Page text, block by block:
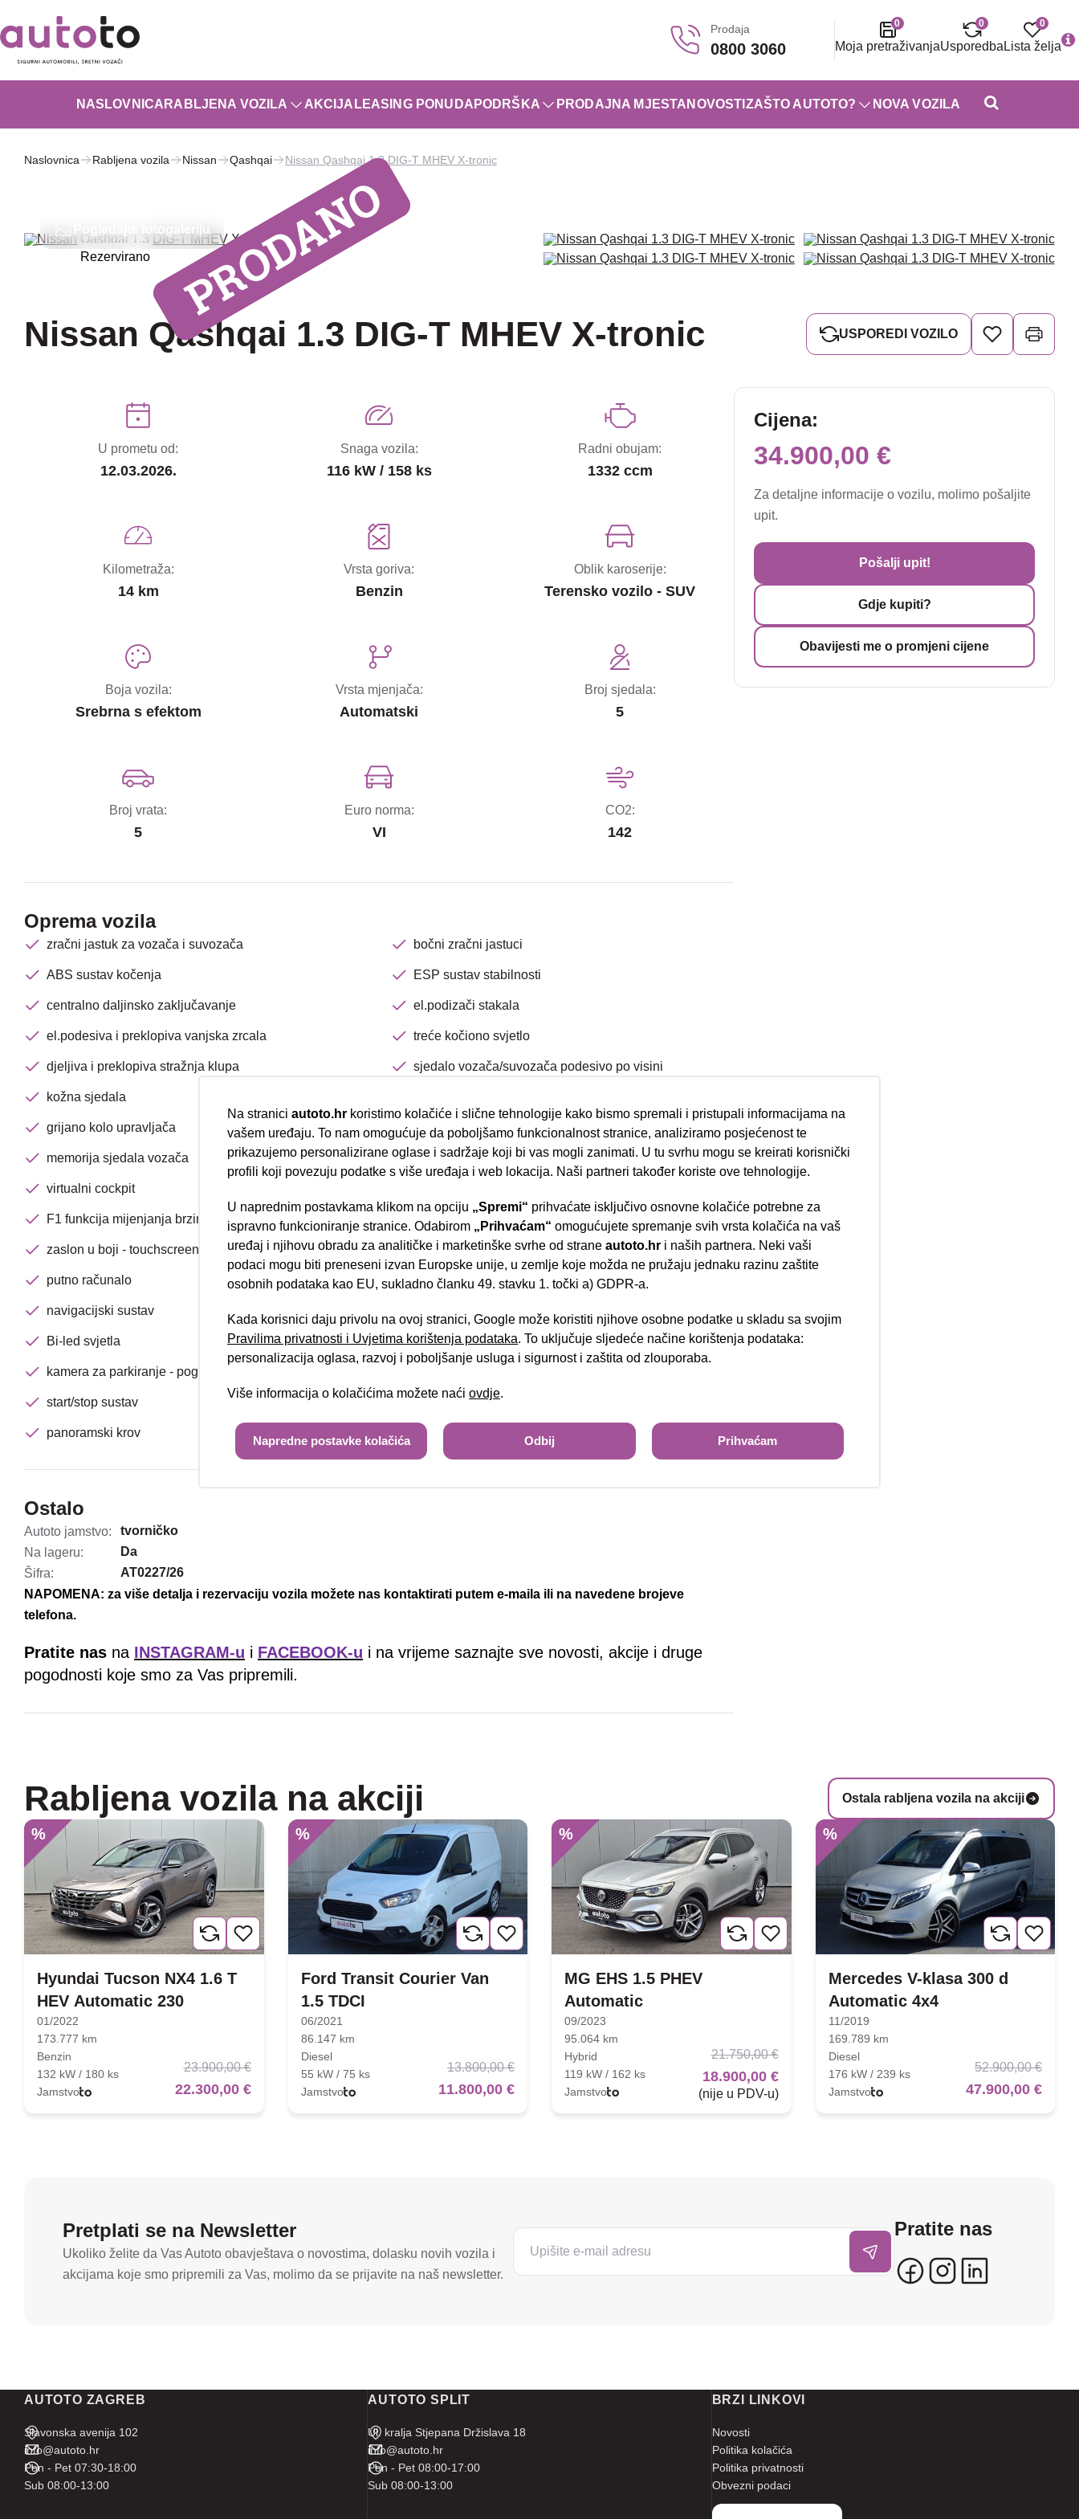
Prodaja
0800 3060
0
Moja pretraživanja
0
Usporedba
0
Lista želja
NASLOVNICA RABLJENA VOZILA AKCIJA LEASING PONUDA PODRŠKA PRODAJNA MJESTA NOVOSTI ZAŠTO AUTOTO? NOVA VOZILA
Naslovnica Rabljena vozila Nissan Qashqai Nissan Qashqai 1.3 DIG-T MHEV X-tronic
Rezervirano
Pogledajte fotogaleriju
Nissan Qashqai 1.3 DIG-T MHEV X-tronic USPOREDI VOZILO
U prometu od:
12.03.2026.
Snaga vozila:
116 kW / 158 ks
Radni obujam:
1332 ccm
Kilometraža:
14 km
Vrsta goriva:
Benzin
Oblik karoserije:
Terensko vozilo - SUV
Boja vozila:
Srebrna s efektom
Vrsta mjenjača:
Automatski
Broj sjedala:
5
Broj vrata:
5
Euro norma:
VI
CO2:
142
Oprema vozila
zračni jastuk za vozača i suvozača bočni zračni jastuci
ABS sustav kočenja ESP sustav stabilnosti
centralno daljinsko zaključavanje el.podizači stakala
el.podesiva i preklopiva vanjska zrcala treće kočiono svjetlo
djeljiva i preklopiva stražnja klupa sjedalo vozača/suvozača podesivo po visini
kožna sjedala
grijano kolo upravljača el.podesivo sjedalo vozača
memorija sjedala vozača automatski klima uređaj
virtualni cockpit
F1 funkcija mijenjanja brzina na upravljaču radio uređaj USB
zaslon u boji - touchscreen tempomat
putno računalo handsfree/bluetooth sustav
navigacijski sustav
Bi-led svjetla senzori za parkiranje
kamera za parkiranje - pogled 360
start/stop sustav upozorenje na mrtvi kut
panoramski krov aluminijski naplatci 19"
Ostalo
Autoto jamstvo:
tvorničko
Na lageru:
Da
Šifra:
AT0227/26
NAPOMENA: za više detalja i rezervaciju vozila možete nas kontaktirati putem e-maila ili na navedene brojeve
telefona.
Pratite nas na INSTAGRAM-u i FACEBOOK-u i na vrijeme saznajte sve novosti, akcije i druge
pogodnosti koje smo za Vas pripremili.
Cijena:
34.900,00 €
Za detaljne informacije o vozilu, molimo pošaljite
upit.
Pošalji upit!
Gdje kupiti?
Obavijesti me o promjeni cijene
Rabljena vozila na akciji Ostala rabljena vozila na akciji
%
Hyundai Tucson NX4 1.6 T
HEV Automatic 230
01/2022
173.777 km
Benzin
132 kW / 180 ks
Jamstvo
23.900,00 €
22.300,00 €
%
Ford Transit Courier Van
1.5 TDCI
06/2021
86.147 km
Diesel
55 kW / 75 ks
Jamstvo
13.800,00 €
11.800,00 €
%
MG EHS 1.5 PHEV
Automatic
09/2023
95.064 km
Hybrid
119 kW / 162 ks
Jamstvo
21.750,00 €
18.900,00 €
(nije u PDV-u)
%
Mercedes V-klasa 300 d
Automatic 4x4
11/2019
169.789 km
Diesel
176 kW / 239 ks
Jamstvo
52.900,00 €
47.900,00 €
Pretplati se na Newsletter
Ukoliko želite da Vas Autoto obavještava o novostima, dolasku novih vozila i
akcijama koje smo pripremili za Vas, molimo da se prijavite na naš newsletter.
Pratite nas
AUTOTO ZAGREB
Slavonska avenija 102
info@autoto.hr
Pon - Pet 07:30-18:00
Sub 08:00-13:00
AUTOTO SPLIT
Ul. kralja Stjepana Držislava 18
info@autoto.hr
Pon - Pet 08:00-17:00
Sub 08:00-13:00
BRZI LINKOVI
Novosti
Politika kolačića
Politika privatnosti
Obvezni podaci
Nova lokacija - Slavonska avenija 102, Resnik
Traži
Na stranici autoto.hr koristimo kolačiće i slične tehnologije kako bismo spremali i pristupali informacijama na
vašem uređaju. To nam omogućuje da poboljšamo funkcionalnost stranice, analiziramo posjećenost te
prikazujemo personalizirane oglase i sadržaje koji bi vas mogli zanimati. U tu svrhu mogu se kreirati korisnički
profili koji povezuju podatke s više uređaja i web lokacija. Naši partneri također koriste ove tehnologije.
U naprednim postavkama klikom na opciju „Spremi“ prihvaćate isključivo osnovne kolačiće potrebne za
ispravno funkcioniranje stranice. Odabirom „Prihvaćam“ omogućujete spremanje svih vrsta kolačića na vaš
uređaj i njihovu obradu za analitičke i marketinške svrhe od strane autoto.hr i naših partnera. Neki vaši
podaci mogu biti preneseni izvan Europske unije, u zemlje koje možda ne pružaju jednaku razinu zaštite
osobnih podataka kao EU, sukladno članku 49. stavku 1. točki a) GDPR-a.
Kada korisnici daju privolu na ovoj stranici, Google može koristiti njihove osobne podatke u skladu sa svojim
Pravilima privatnosti i Uvjetima korištenja podataka. To uključuje sljedeće načine korištenja podataka:
personalizacija oglasa, razvoj i poboljšanje usluga i sigurnost i zaštita od zlouporaba.
Više informacija o kolačićima možete naći ovdje.
Napredne postavke kolačića Odbij Prihvaćam